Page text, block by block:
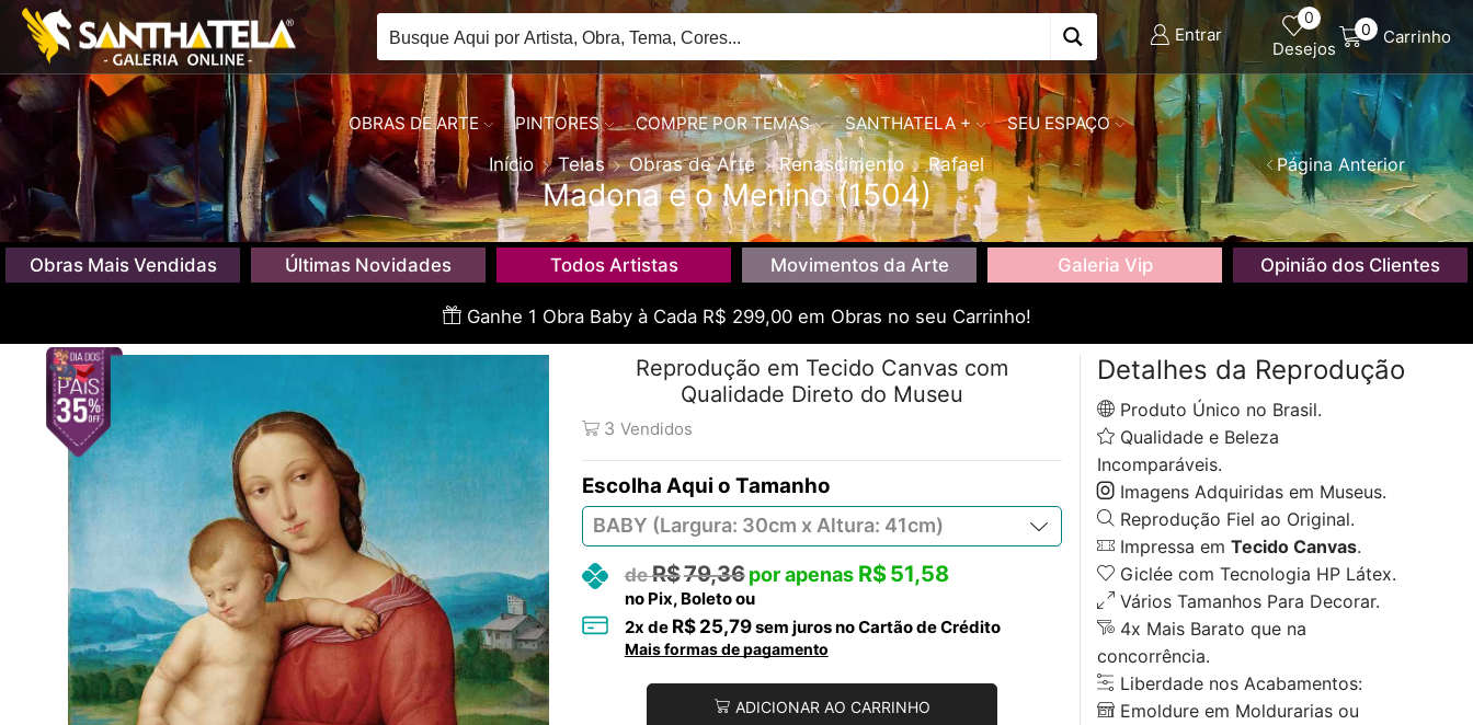
Entrar
0
Desejos
0 Carrinho
OBRAS DE ARTE PINTORES COMPRE POR TEMAS SANTHATELA + SEU ESPAÇO
Início Telas Obras de Arte Renascimento Rafael
Madona e o Menino (1504)
Página Anterior
Obras Mais Vendidas Últimas Novidades Todos Artistas Movimentos da Arte Galeria Vip Opinião dos Clientes
Ganhe 1 Obra Baby à Cada R$ 299,00 em Obras no seu Carrinho!
Reprodução em Tecido Canvas com
Qualidade Direto do Museu
3 Vendidos
Tamanho
R$79,36 R$51,58
no Pix, Boleto ou
2x de R$ 25,79sem juros no Cartão de Crédito
Mais formas de pagamento
ADICIONAR AO CARRINHO
Detalhes da Reprodução
Produto Único no Brasil.
Qualidade e Beleza
Incomparáveis.
Imagens Adquiridas em Museus.
Reprodução Fiel ao Original.
Impressa em Tecido Canvas.
Giclée com Tecnologia HP Látex.
Vários Tamanhos Para Decorar.
4x Mais Barato que na
concorrência.
Liberdade nos Acabamentos:
Emoldure em Moldurarias ou